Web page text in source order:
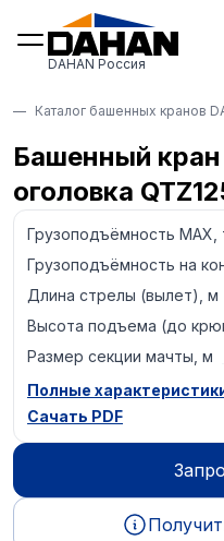
DAHAN Россия
Каталог башенных кранов
Башенный кран
оголовка
Грузоподъёмность MAX,
Грузоподъёмность на
Длина стрелы (вылет), м
Высота подъема (до
Размер секции мачты, м
Полные
Сачать PDF